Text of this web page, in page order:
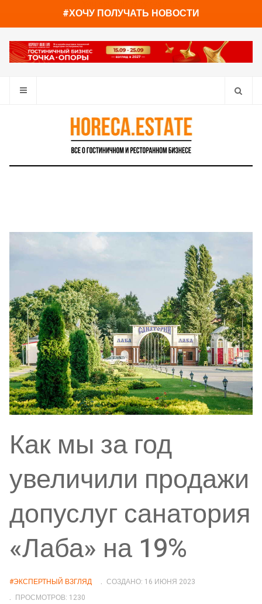
#ХОЧУ ПОЛУЧАТЬ НОВОСТИ
Как мы за год
увеличили продажи
допуслуг санатория
«Лаба» на 19%
#ЭКСПЕРТНЫЙ ВЗГЛЯД
СОЗДАНО: 16 ИЮНЯ 2023
ПРОСМОТРОВ: 1230